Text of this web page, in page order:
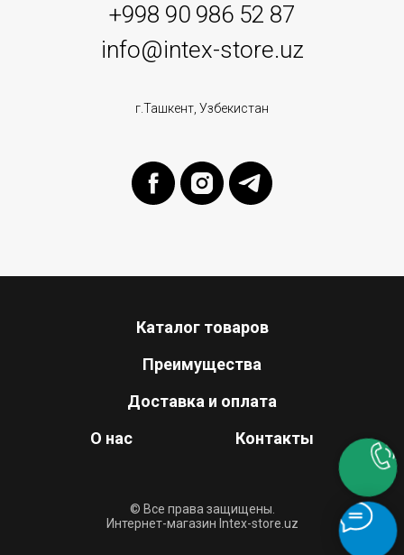
+998 90 986 52 87
info@intex-store.uz
г.Ташкент, Узбекистан
Каталог товаров
Преимущества
Доставка и оплата
О нас
Контакты
© Все права защищены.
Интернет-магазин Intex-store.uz